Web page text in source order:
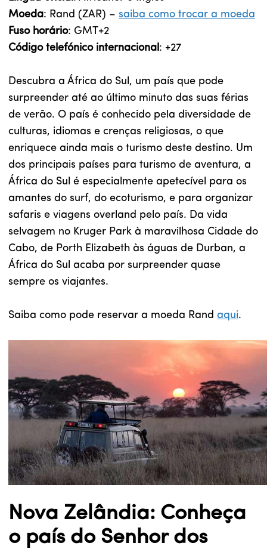
Moeda: Rand (ZAR) – saiba como trocar a moeda
Fuso horário: GMT+2
Código telefónico internacional : +27
Descubra a África do Sul, um país que pode
surpreender até ao último minuto das suas férias
de verão. O país é conhecido pela diversidade de
culturas, idiomas e crenças religiosas, o que
enriquece ainda mais o turismo deste destino. Um
dos principais países para turismo de aventura, a
África do Sul é especialmente apetecível para os
amantes do surf, do ecoturismo, e para organizar
safaris e viagens overland pelo país. Da vida
selvagem no Kruger Park à maravilhosa Cidade do
Cabo, de Porth Elizabeth às águas de Durban, a
África do Sul acaba por surpreender quase
sempre os viajantes.
Saiba como pode reservar a moeda Rand aqui.
Nova Zelândia: Conheça
o país do Senhor dos